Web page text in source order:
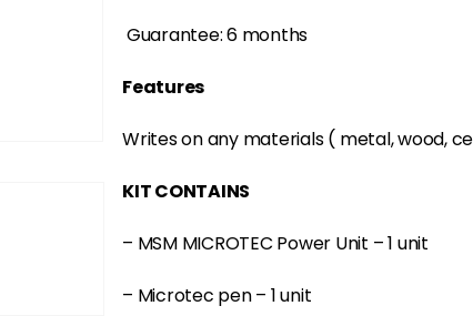
Guarantee: 6 months
Features
Writes on any materials ( metal, wood,
KIT CONTAINS
– MSM MICROTEC Power Unit – 1 unit
– Microtec pen – 1 unit